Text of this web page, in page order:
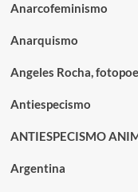
Anarcofeminismo
Anarquismo
Angeles Rocha,
Antiespecismo
ANTIESPECISMO
Argentina